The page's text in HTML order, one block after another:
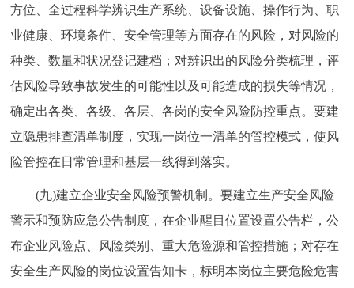
方位、全过程科学辨识生产系统、设备设施、操作行为、职
业健康、环境条件、安全管理等方面存在的风险，对风险的
种类、数量和状况登记建档；对辨识出的风险分类梳理，评
估风险导致事故发生的可能性以及可能造成的损失等情况，
确定出各类、各级、各层、各岗的安全风险防控重点。要建
立隐患排查清单制度，实现一岗位一清单的管控模式，使风
险管控在日常管理和基层一线得到落实。
(九)建立企业安全风险预警机制。要建立生产安全风险
警示和预防应急公告制度，在企业醒目位置设置公告栏，公
布企业风险点、风险类别、重大危险源和管控措施；对存在
安全生产风险的岗位设置告知卡，标明本岗位主要危险危害